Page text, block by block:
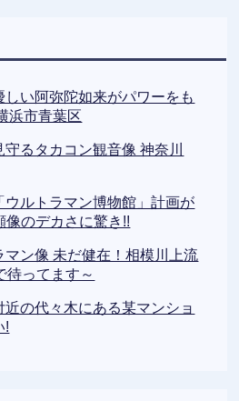
しい阿弥陀如来がパワーをも
浜市青葉区
るタカコン観音像 神奈川
ウルトラマン博物館」計画が
像のデカさに驚き!!
マン像 未だ健在！相模川上流
待ってます～
の代々木にある某マンショ
!